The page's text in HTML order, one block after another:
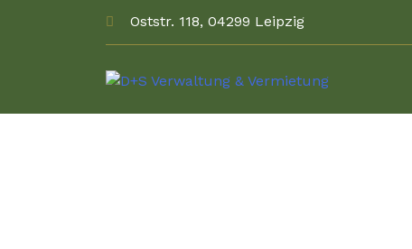
Oststr. 118, 04299 Leipzig